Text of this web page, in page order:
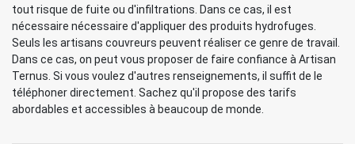
tout risque de fuite ou d'infiltrations. Dans ce cas, il est
nécessaire nécessaire d'appliquer des produits hydrofuges.
Seuls les artisans couvreurs peuvent réaliser ce genre de travail.
Dans ce cas, on peut vous proposer de faire confiance à Artisan
Ternus. Si vous voulez d'autres renseignements, il suffit de le
téléphoner directement. Sachez qu'il propose des tarifs
abordables et accessibles à beaucoup de monde.